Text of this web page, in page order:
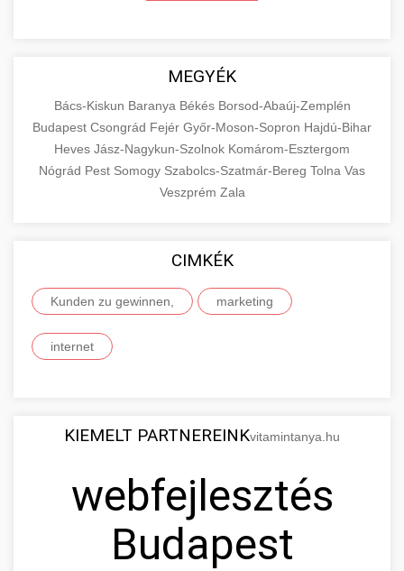
MEGYÉK
Bács-Kiskun Baranya Békés Borsod-Abaúj-Zemplén
Budapest Csongrád Fejér Győr-Moson-Sopron Hajdú-Bihar
Heves Jász-Nagykun-Szolnok Komárom-Esztergom
Nógrád Pest Somogy Szabolcs-Szatmár-Bereg Tolna Vas
Veszprém Zala
CIMKÉK
Kunden zu gewinnen, marketing
internet
KIEMELT PARTNEREINKvitamintanya.hu
webfejlesztés
Budapest